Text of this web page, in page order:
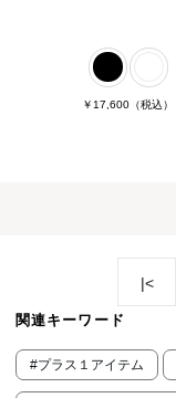
￥17,600 （税込）
|<
関連キーワード
#プラス１アイテム